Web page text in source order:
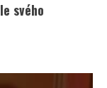
svého